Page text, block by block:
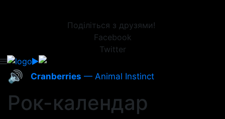
Поділіться з друзями!
Facebook
Twitter
🔊 Cranberries — Animal Instinct
Рок-календар